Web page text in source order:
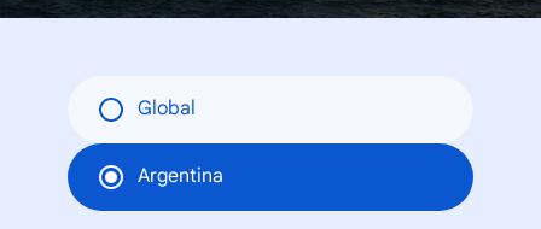
Global
Argentina